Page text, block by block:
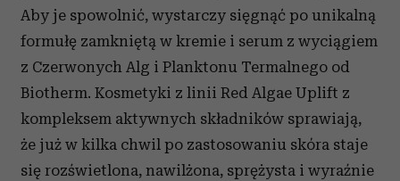
Aby je spowolnić, wystarczy sięgnąć po unikalną
formułę zamkniętą w kremie i serum z wyciągiem
z Czerwonych Alg i Planktonu Termalnego od
Biotherm. Kosmetyki z linii Red Algae Uplift z
kompleksem aktywnych składników sprawiają,
że już w kilka chwil po zastosowaniu skóra staje
się rozświetlona, nawilżona, sprężysta i wyraźnie